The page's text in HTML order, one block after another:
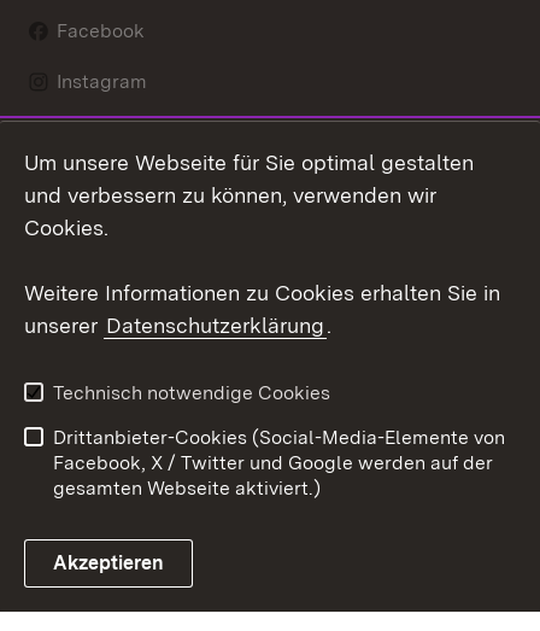
Facebook
Instagram
Mastodon
Youtube
Link zum Landesportal
Kontakt
Datenschutz
Barrierefreiheit
Impressum Cookies
Um unsere Webseite für Sie optimal gestalten
und verbessern zu können, verwenden wir
Cookies.
Weitere Informationen zu Cookies erhalten Sie in
unserer Datenschutzerklärung.
Technisch notwendige Cookies
Drittanbieter-Cookies (Social-Media-Elemente von
Facebook, X / Twitter und Google werden auf der
gesamten Webseite aktiviert.)
Akzeptieren